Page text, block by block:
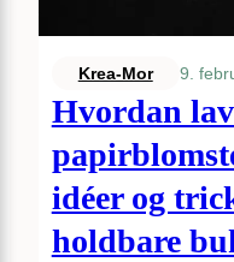
Krea-Mor 9.
Hvordan
idéer og
holdbare